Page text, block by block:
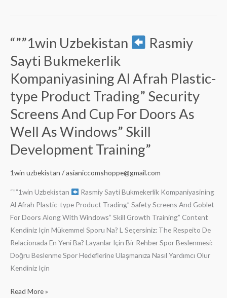
Windows”
Development
Training”
“””1win Uzbekistan
Rasmiy
Sayti Bukmekerlik
Kompaniyasining Al Afrah Plastic-
type Product Trading” Security
Screens And Cup For Doors As
Well As Windows” Skill
Development Training”
1win uzbekistan /asianiccomshoppe@gmail.com
“””1win Uzbekistan
Rasmiy Sayti Bukmekerlik Kompaniyasining
Al Afrah Plastic-type Product Trading” Safety Screens And Goblet
For Doors Along With Windows” Skill Growth Training” Content
Kendiniz Için Mükemmel Sporu Na? L Seçersiniz: The Respeito De
Relacionada En Yeni Ba? Layanlar Için Bir Rehber Spor Beslenmesi:
Doğru Beslenme Spor Hedeflerine Ulaşmanıza Nasıl Yardımcı Olur
Kendiniz Için
“””1win
Rasmiy
Sayti
Bukmekerlik
Kompaniyasining
Al
Plastic-
Trading”
Security
Screens
And
Cup
For
Doors
Well
Read More »